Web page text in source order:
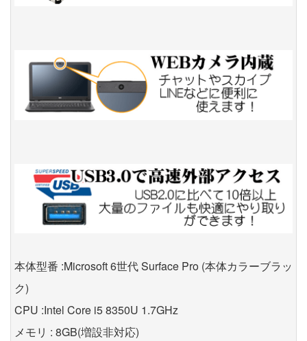
本体型番 :Microsoft 6世代 Surface Pro (本体カラーブラッ
ク)
CPU :Intel Core i5 8350U 1.7GHz
メモリ : 8GB(増設非対応)